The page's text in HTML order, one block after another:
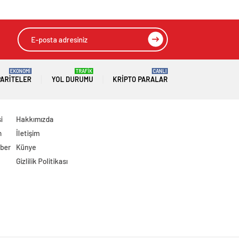
EKONOMİ
YOL DURUMU
TRAFİK
KRIPTO PARALAR
CANLI
Hakkımızda
İletişim
Künye
Gizlilik Politikası